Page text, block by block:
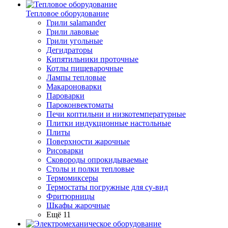
Тепловое оборудование
Грили salamander
Грили лавовые
Грили угольные
Дегидраторы
Кипятильники проточные
Котлы пищеварочные
Лампы тепловые
Макароноварки
Пароварки
Пароконвектоматы
Печи коптильни и низкотемпературные
Плитки индукционные настольные
Плиты
Поверхности жарочные
Рисоварки
Сковороды опрокидываемые
Столы и полки тепловые
Термомиксеры
Термостаты погружные для су-вид
Фритюрницы
Шкафы жарочные
Ещё 11